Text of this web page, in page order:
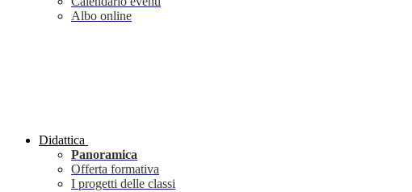
Albo online
Didattica
Panoramica
Offerta formativa
I progetti delle classi